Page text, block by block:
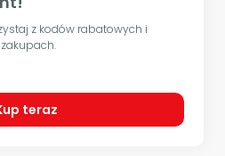
z kodów rabatowych i
teraz